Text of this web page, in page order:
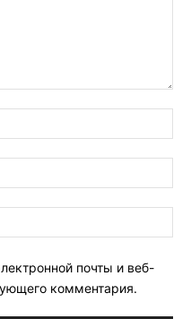
почты и веб-
комментария.